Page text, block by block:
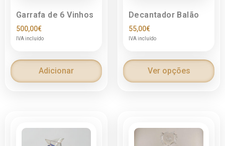
Garrafa de 6 Vinhos
500,00€
IVA incluído
Adicionar
Decantador Balão
55,00€
IVA incluído
Ver opções